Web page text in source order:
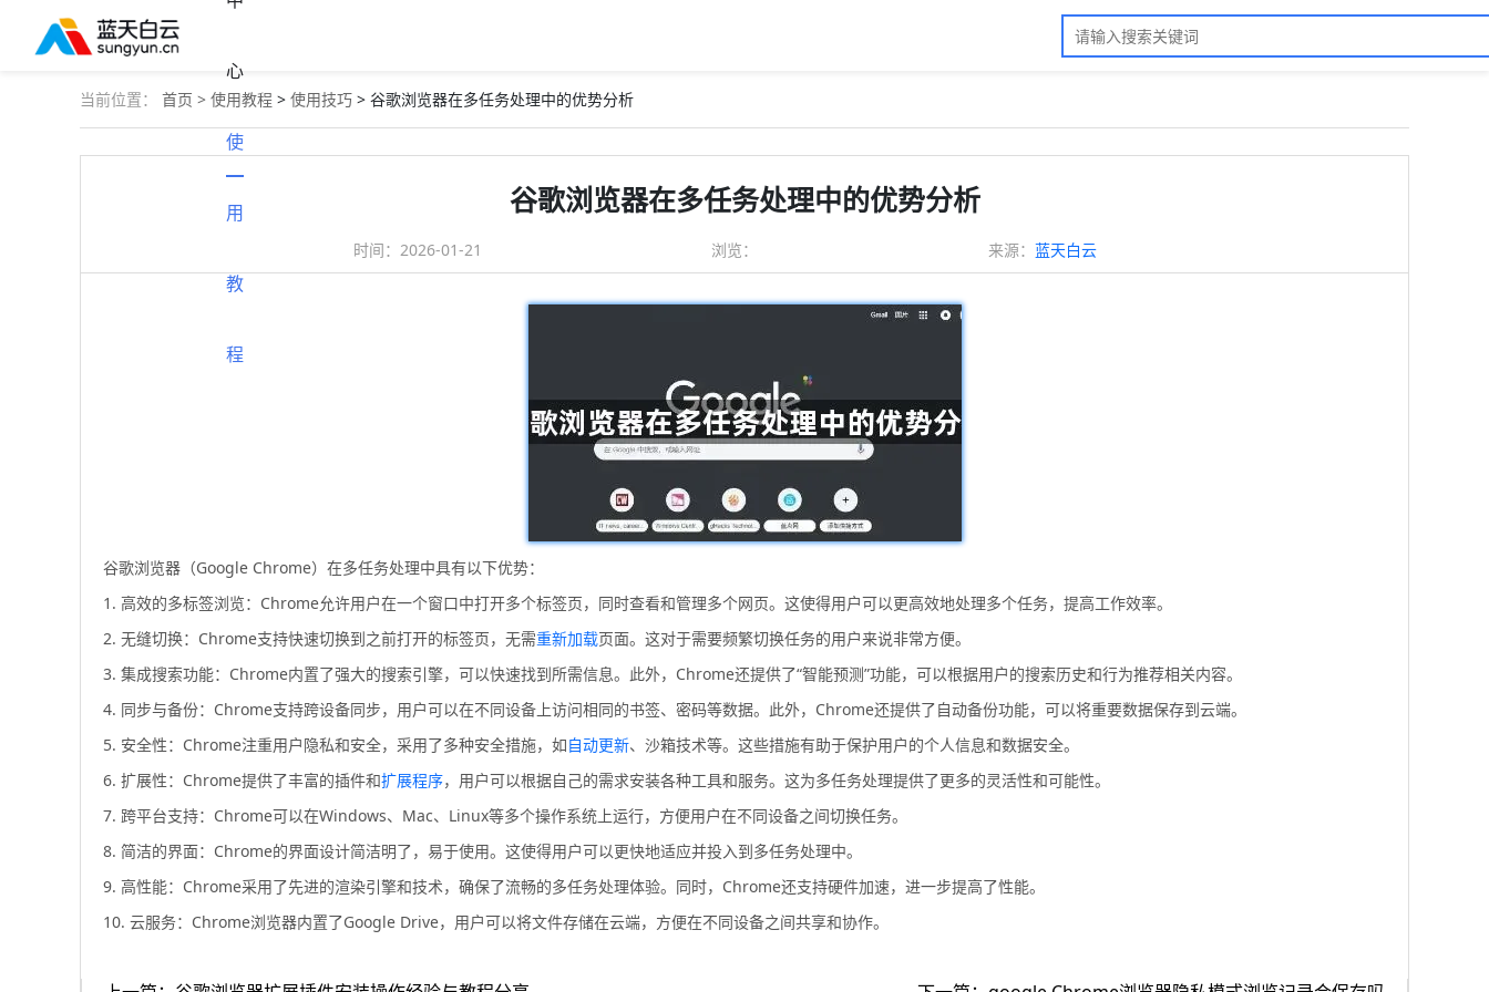
心
使
用
教
程
当前位置： 首页 > 使用教程 > 使用技巧 > 谷歌浏览器在多任务处理中的优势分析
谷歌浏览器在多任务处理中的优势分析
时间：2026-01-21 浏览： 来源： 蓝天白云
谷歌浏览器（Google Chrome）在多任务处理中具有以下优势：
1. 高效的多标签浏览：Chrome允许用户在一个窗口中打开多个标签页，同时查看和管理多个网页。这使得用户可以更高效地处理多个任务，提高工作效率。
2. 无缝切换：Chrome支持快速切换到之前打开的标签页，无需重新加载页面。这对于需要频繁切换任务的用户来说非常方便。
3. 集成搜索功能：Chrome内置了强大的搜索引擎，可以快速找到所需信息。此外，Chrome还提供了“智能预测”功能，可以根据用户的搜索历史和行为推荐相关内容。
4. 同步与备份：Chrome支持跨设备同步，用户可以在不同设备上访问相同的书签、密码等数据。此外，Chrome还提供了自动备份功能，可以将重要数据保存到云端。
5. 安全性：Chrome注重用户隐私和安全，采用了多种安全措施，如自动更新、沙箱技术等。这些措施有助于保护用户的个人信息和数据安全。
6. 扩展性：Chrome提供了丰富的插件和扩展程序，用户可以根据自己的需求安装各种工具和服务。这为多任务处理提供了更多的灵活性和可能性。
7. 跨平台支持：Chrome可以在Windows、Mac、Linux等多个操作系统上运行，方便用户在不同设备之间切换任务。
8. 简洁的界面：Chrome的界面设计简洁明了，易于使用。这使得用户可以更快地适应并投入到多任务处理中。
9. 高性能：Chrome采用了先进的渲染引擎和技术，确保了流畅的多任务处理体验。同时，Chrome还支持硬件加速，进一步提高了性能。
10. 云服务：Chrome浏览器内置了Google Drive，用户可以将文件存储在云端，方便在不同设备之间共享和协作。